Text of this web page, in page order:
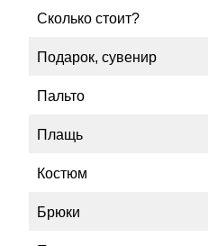
Сколько стоит?
Подарок, сувенир
Пальто
Плащь
Костюм
Брюки